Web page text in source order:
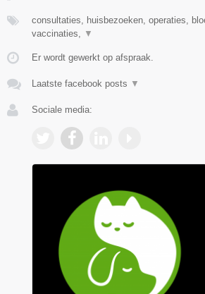
consultaties, huisbezoeken, operaties,
vaccinaties,
▼
Er wordt gewerkt op afspraak.
Laatste facebook posts ▼
Sociale media: